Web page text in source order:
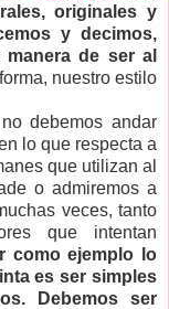
originales y
y decimos,
de ser al
nuestro estilo
andar
lo que respecta a
que utilizan al
o admiremos a
veces, tanto
que intentan
como ejemplo lo
es ser simples
Debemos ser